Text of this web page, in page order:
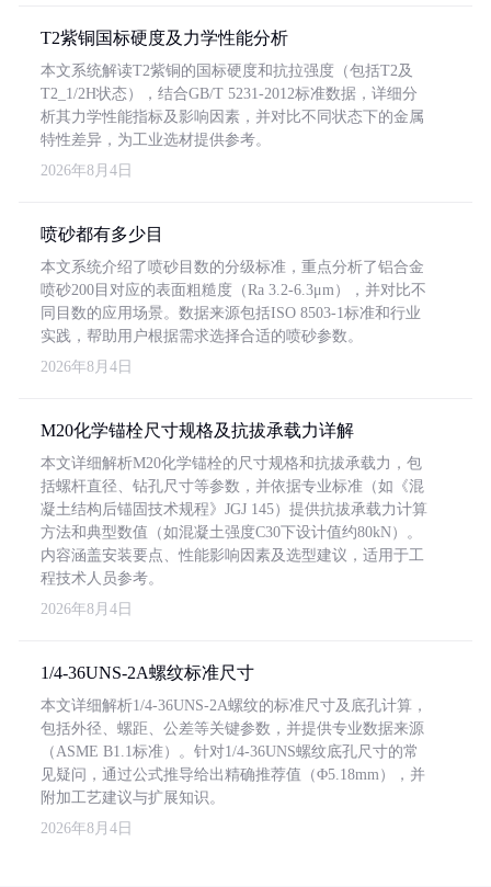
T2紫铜国标硬度及力学性能分析
本文系统解读T2紫铜的国标硬度和抗拉强度（包括T2及
T2_1/2H状态），结合GB/T 5231-2012标准数据，详细分
析其力学性能指标及影响因素，并对比不同状态下的金属
特性差异，为工业选材提供参考。
2026年8月4日
喷砂都有多少目
本文系统介绍了喷砂目数的分级标准，重点分析了铝合金
喷砂200目对应的表面粗糙度（Ra 3.2-6.3μm），并对比不
同目数的应用场景。数据来源包括ISO 8503-1标准和行业
实践，帮助用户根据需求选择合适的喷砂参数。
2026年8月4日
M20化学锚栓尺寸规格及抗拔承载力详解
本文详细解析M20化学锚栓的尺寸规格和抗拔承载力，包
括螺杆直径、钻孔尺寸等参数，并依据专业标准（如《混
凝土结构后锚固技术规程》JGJ 145）提供抗拔承载力计算
方法和典型数值（如混凝土强度C30下设计值约80kN）。
内容涵盖安装要点、性能影响因素及选型建议，适用于工
程技术人员参考。
2026年8月4日
1/4-36UNS-2A螺纹标准尺寸
本文详细解析1/4-36UNS-2A螺纹的标准尺寸及底孔计算，
包括外径、螺距、公差等关键参数，并提供专业数据来源
（ASME B1.1标准）。针对1/4-36UNS螺纹底孔尺寸的常
见疑问，通过公式推导给出精确推荐值（Φ5.18mm），并
附加工艺建议与扩展知识。
2026年8月4日